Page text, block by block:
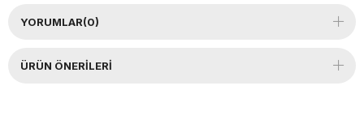
YORUMLAR(0)
ÜRÜN ÖNERILERI